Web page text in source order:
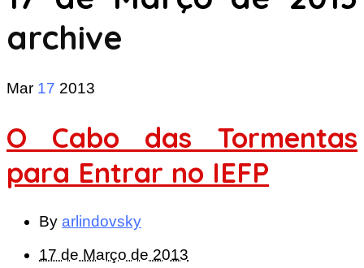
archive
Mar 17 2013
O Cabo das Tormentas
para Entrar no IEFP
By arlindovsky
17 de Março de 2013